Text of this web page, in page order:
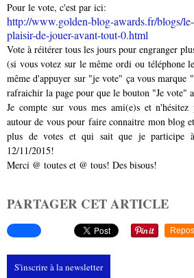
Pour le vote, c'est par ici:
http://www.golden-blog-awards.fr/blogs/
plaisir-de-jouer-avant-tout-0.html
Vote à réitérer tous les jours pour engranger
(si vous votez sur le même ordi ou téléphone
même d'appuyer sur "je vote" ça vous marque
rafraichir la page pour que le bouton "Je vote"
Je compte sur vous mes ami(e)s et n'hésitez
autour de vous pour faire connaitre mon blog
plus de votes et qui sait que je participe
12/11/2015!
Merci @ toutes et @ tous! Des bisous!
PARTAGER CET ARTICLE
S'inscrire à la newsletter